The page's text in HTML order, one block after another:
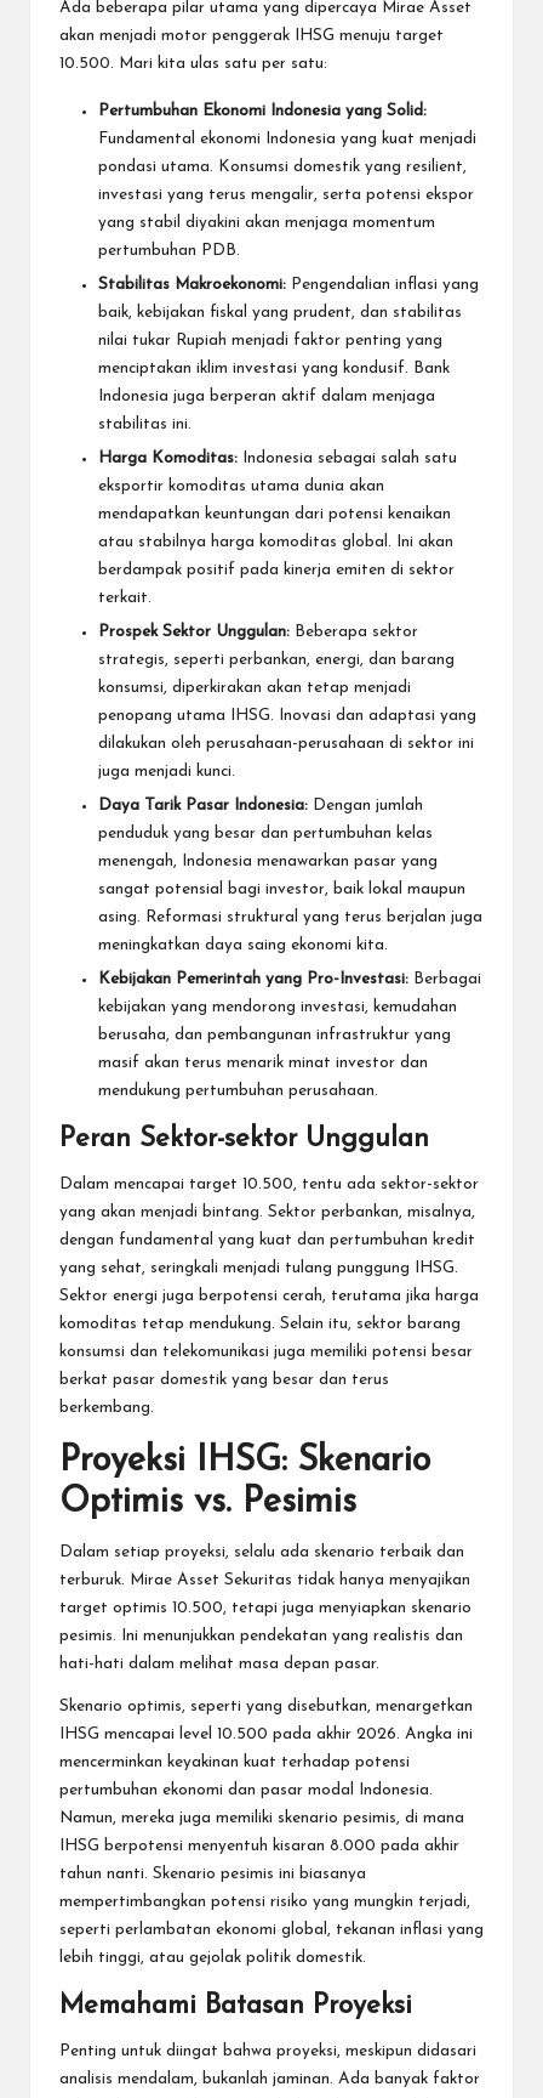
Ada beberapa pilar utama yang dipercaya Mirae Asset
akan menjadi motor penggerak IHSG menuju target
10.500. Mari kita ulas satu per satu:
Pertumbuhan Ekonomi Indonesia yang Solid:
Fundamental ekonomi Indonesia yang kuat menjadi
pondasi utama. Konsumsi domestik yang resilient,
investasi yang terus mengalir, serta potensi ekspor
yang stabil diyakini akan menjaga momentum
pertumbuhan PDB.
Stabilitas Makroekonomi: Pengendalian inflasi yang
baik, kebijakan fiskal yang prudent, dan stabilitas
nilai tukar Rupiah menjadi faktor penting yang
menciptakan iklim investasi yang kondusif. Bank
Indonesia juga berperan aktif dalam menjaga
stabilitas ini.
Harga Komoditas: Indonesia sebagai salah satu
eksportir komoditas utama dunia akan
mendapatkan keuntungan dari potensi kenaikan
atau stabilnya harga komoditas global. Ini akan
berdampak positif pada kinerja emiten di sektor
terkait.
Prospek Sektor Unggulan: Beberapa sektor
strategis, seperti perbankan, energi, dan barang
konsumsi, diperkirakan akan tetap menjadi
penopang utama IHSG. Inovasi dan adaptasi yang
dilakukan oleh perusahaan-perusahaan di sektor ini
juga menjadi kunci.
Daya Tarik Pasar Indonesia: Dengan jumlah
penduduk yang besar dan pertumbuhan kelas
menengah, Indonesia menawarkan pasar yang
sangat potensial bagi investor, baik lokal maupun
asing. Reformasi struktural yang terus berjalan juga
meningkatkan daya saing ekonomi kita.
Kebijakan Pemerintah yang Pro-Investasi: Berbagai
kebijakan yang mendorong investasi, kemudahan
berusaha, dan pembangunan infrastruktur yang
masif akan terus menarik minat investor dan
mendukung pertumbuhan perusahaan.
Peran Sektor-sektor Unggulan
Dalam mencapai target 10.500, tentu ada sektor-sektor
yang akan menjadi bintang. Sektor perbankan, misalnya,
dengan fundamental yang kuat dan pertumbuhan kredit
yang sehat, seringkali menjadi tulang punggung IHSG.
Sektor energi juga berpotensi cerah, terutama jika harga
komoditas tetap mendukung. Selain itu, sektor barang
konsumsi dan telekomunikasi juga memiliki potensi besar
berkat pasar domestik yang besar dan terus
berkembang.
Proyeksi IHSG: Skenario
Optimis vs. Pesimis
Dalam setiap proyeksi, selalu ada skenario terbaik dan
terburuk. Mirae Asset Sekuritas tidak hanya menyajikan
target optimis 10.500, tetapi juga menyiapkan skenario
pesimis. Ini menunjukkan pendekatan yang realistis dan
hati-hati dalam melihat masa depan pasar.
Skenario optimis, seperti yang disebutkan, menargetkan
IHSG mencapai level 10.500 pada akhir 2026. Angka ini
mencerminkan keyakinan kuat terhadap potensi
pertumbuhan ekonomi dan pasar modal Indonesia.
Namun, mereka juga memiliki skenario pesimis, di mana
IHSG berpotensi menyentuh kisaran 8.000 pada akhir
tahun nanti. Skenario pesimis ini biasanya
mempertimbangkan potensi risiko yang mungkin terjadi,
seperti perlambatan ekonomi global, tekanan inflasi yang
lebih tinggi, atau gejolak politik domestik.
Memahami Batasan Proyeksi
Penting untuk diingat bahwa proyeksi, meskipun didasari
analisis mendalam, bukanlah jaminan. Ada banyak faktor